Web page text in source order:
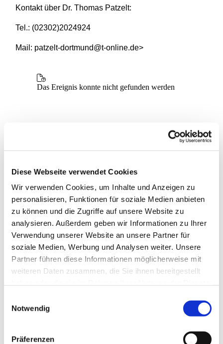
Diese Webseite verwendet Cookies
Wir verwenden Cookies, um Inhalte und Anzeigen zu
personalisieren, Funktionen für soziale Medien anbieten
zu können und die Zugriffe auf unsere Website zu
analysieren. Außerdem geben wir Informationen zu Ihrer
Verwendung unserer Website an unsere Partner für
soziale Medien, Werbung und Analysen weiter. Unsere
Partner führen diese Informationen möglicherweise mit
weiteren Daten zusammen, die Sie ihnen bereitgestellt
Notwendig
Präferenzen
Kontakt über Dr. Thomas Patzelt:
Tel.: (02302)2024924
Mail: patzelt-dortmund@t-online.de>